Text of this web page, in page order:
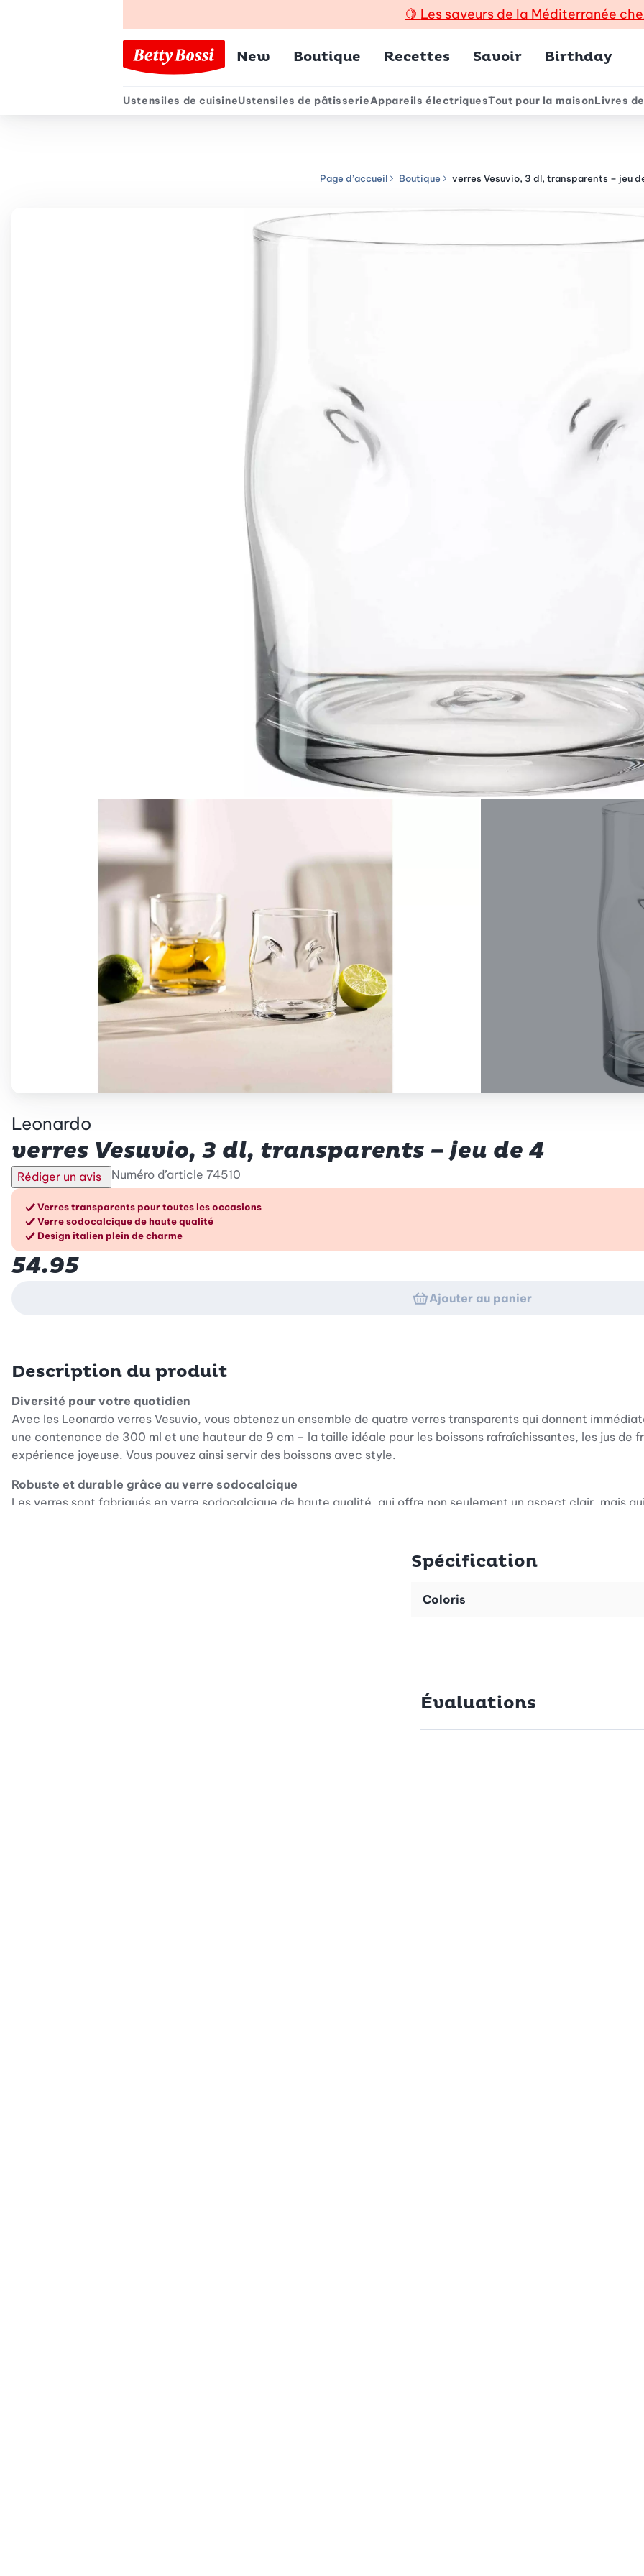
🍋 Les saveurs de la Méditerranée
Menu principal
New Boutique Recettes Savoir Birthday
Menu secondaire
Ustensiles de cuisineUstensiles de pâtisserieAppareils électriquesTout pour la maisonLivres
Page d’accueil Boutique verres Vesuvio, 3 dl, transparents – jeu
Leonardo
verres Vesuvio, 3 dl, transparents – jeu de 4
Rédiger un avis Numéro d’article 74510
Les avantages en un coup d’œil
Verres transparents pour toutes les occasions
Verre sodocalcique de haute qualité
Design italien plein de charme
54.95
Ajouter au panier
Description du produit
Diversité pour votre quotidien
Avec les Leonardo verres Vesuvio, vous obtenez un ensemble de quatre verres transparents qui donnent
une contenance de 300 ml et une hauteur de 9 cm – la taille idéale pour les boissons rafraîchissantes, les jus de
expérience joyeuse. Vous pouvez ainsi servir des boissons avec style.
Robuste et durable grâce au verre sodocalcique
Les verres sont fabriqués en verre sodocalcique de haute qualité, qui offre non seulement un aspect clair, mais
combinaison de la tradition artisanale et du design innovant fait de chaque verre une petite œuvre d'art. Vous
Spécification
Coloris
Évaluations